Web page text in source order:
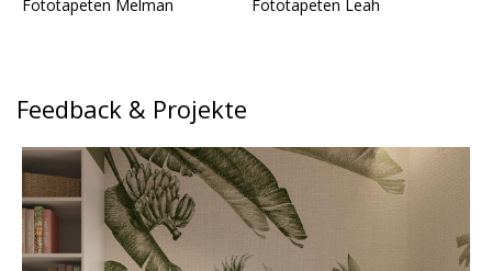
Fototapeten Melman Fototapeten Leah
Feedback & Projekte